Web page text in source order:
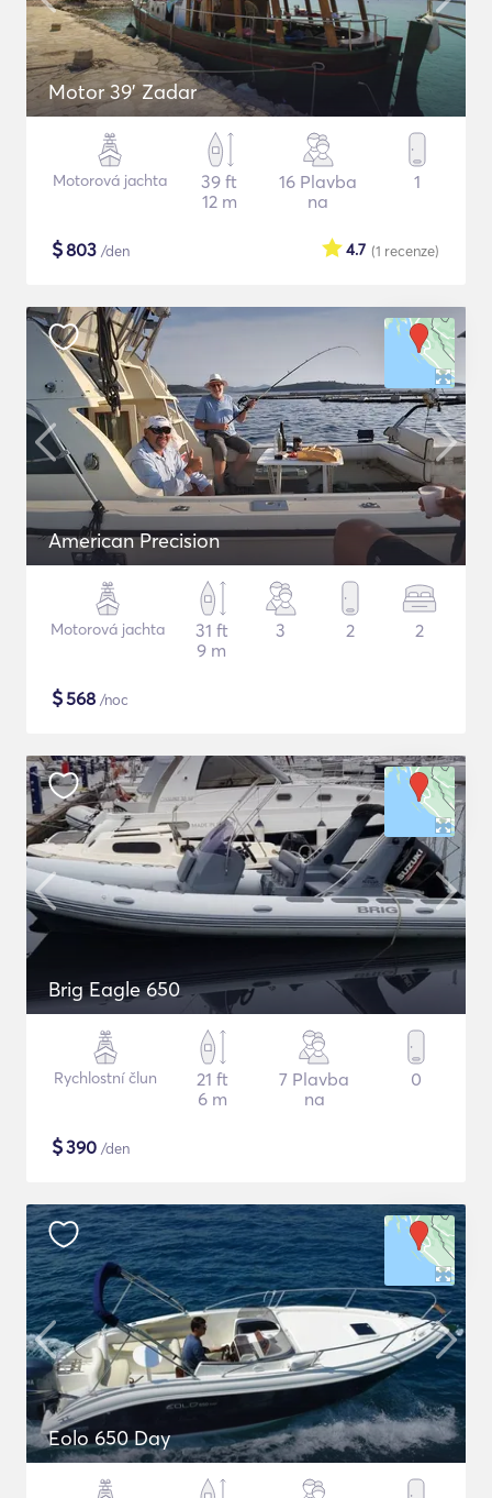
Motor 39' Zadar
Motorová jachta
39 ft
12 m
16 Plavba
na
1
$803 /den (1 recenze)
4.7
American Precision
Motorová jachta
31 ft
9 m
3 2 2
$568 /noc
Brig Eagle 650
Rychlostní člun
21 ft
6 m
7 Plavba
na
0
$390 /den
Eolo 650 Day